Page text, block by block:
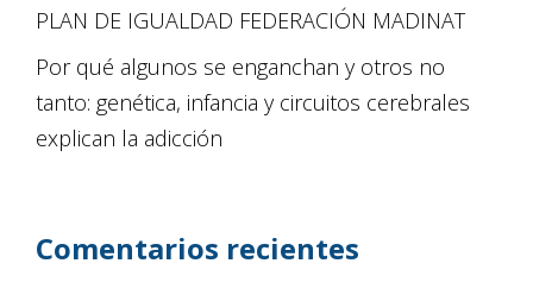
PLAN DE IGUALDAD FEDERACIÓN MADINAT
Por qué algunos se enganchan y otros no
tanto: genética, infancia y circuitos cerebrales
explican la adicción
Comentarios recientes